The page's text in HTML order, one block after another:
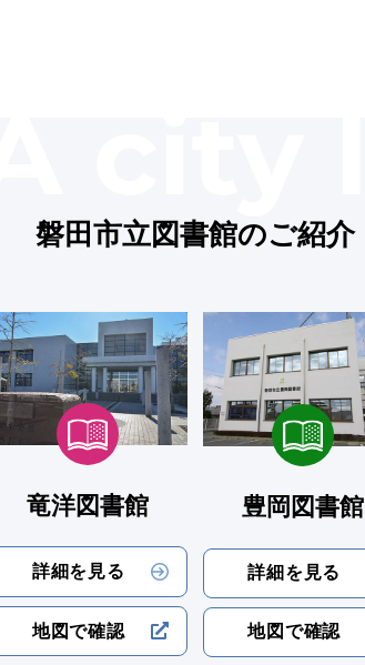
磐田市立図書館のご紹介
竜洋図書館
詳細を見る
地図で確認
豊岡図書館
詳細を見る
地図で確認